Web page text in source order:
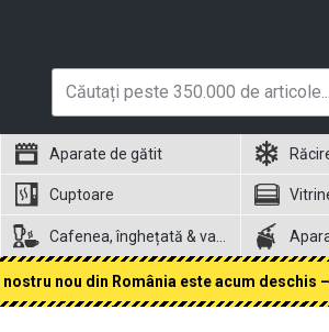
Aparate de gătit
Cuptoare
nostru nou din România este acum